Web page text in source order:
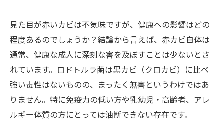
見た目が赤いカビは不気味ですが、健康への影響はどの
程度あるのでしょうか？結論から言えば、赤カビ自体は
通常、健康な成人に深刻な害を及ぼすことは少ないとさ
れています。ロドトルラ菌は黒カビ（クロカビ）に比べ
強い毒性はないものの、まったく無害というわけではあ
りません。特に免疫力の低い方や乳幼児・高齢者、アレ
ルギー体質の方にとっては油断できない存在です。